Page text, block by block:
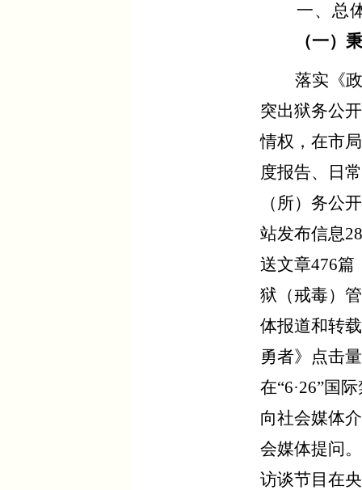
一、总
（一）
落实《
突出狱务公
情权，在市
度报告、日
（所）务公
站发布信息
送文章476篇
狱（戒毒）
体报道和转
勇者》点击
在“6·26”国
向社会媒体
会媒体提问。
访谈节目在